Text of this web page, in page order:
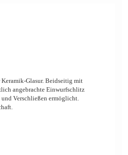
Keramik-Glasur. Beidseitig mit
angebrachte Einwurfschlitz
und Verschließen ermöglicht.